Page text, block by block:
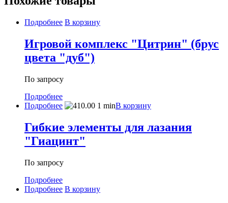
Подробнее В корзину
Игровой комплекс "Цитрин" (брус
цвета "дуб")
По запросу
Подробнее
Подробнее
В корзину
Гибкие элементы для лазания
"Гиацинт"
По запросу
Подробнее
Подробнее В корзину